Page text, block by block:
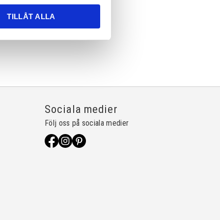
TILLÅT ALLA
Sociala medier
Följ oss på sociala medier